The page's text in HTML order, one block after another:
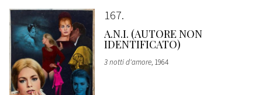
167
A.N.I. (AUTORE NON
IDENTIFICATO)
3 notti d'amore, 1964